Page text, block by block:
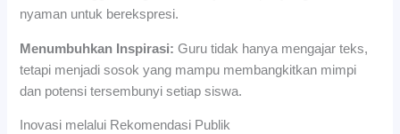
nyaman untuk berekspresi.
Menumbuhkan Inspirasi: Guru tidak hanya mengajar teks,
tetapi menjadi sosok yang mampu membangkitkan mimpi
dan potensi tersembunyi setiap siswa.
Inovasi melalui Rekomendasi Publik